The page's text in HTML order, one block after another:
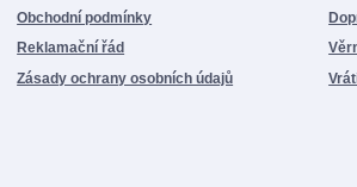
Obchodní podmínky
Reklamační řád
Zásady ochrany osobních údajů